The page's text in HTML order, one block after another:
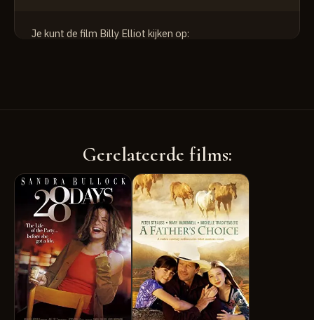
Je kunt de film Billy Elliot kijken op:
Gerelateerde films: